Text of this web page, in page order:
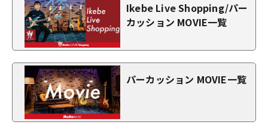
Ikebe Live Shopping/パー
カッション MOVIE一覧
パーカッション MOVIE一覧